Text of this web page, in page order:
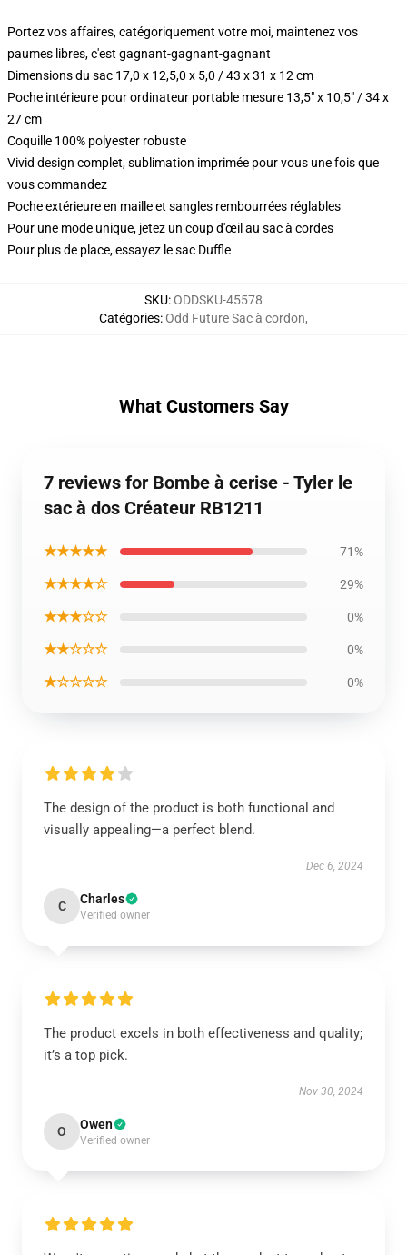
Portez vos affaires, catégoriquement votre moi, maintenez vos
paumes libres, c'est gagnant-gagnant-gagnant
Dimensions du sac 17,0 x 12,5,0 x 5,0 / 43 x 31 x 12 cm
Poche intérieure pour ordinateur portable mesure 13,5" x 10,5" / 34 x
27 cm
Coquille 100% polyester robuste
Vivid design complet, sublimation imprimée pour vous une fois que
vous commandez
Poche extérieure en maille et sangles rembourrées réglables
Pour une mode unique, jetez un coup d'œil au sac à cordes
Pour plus de place, essayez le sac Duffle
SKU:ODDSKU-45578
Catégories:Odd Future Sac à cordon,
What Customers Say
7 reviews for Bombe à cerise - Tyler le
sac à dos Créateur RB1211
★★★★★ 71%
★★★★☆ 29%
★★★☆☆ 0%
★★☆☆☆ 0%
★☆☆☆☆ 0%
The design of the product is both functional and
visually appealing—a perfect blend.
Dec 6, 2024
C Charles
Verified owner
The product excels in both effectiveness and quality;
it’s a top pick.
Nov 30, 2024
O Owen
Verified owner